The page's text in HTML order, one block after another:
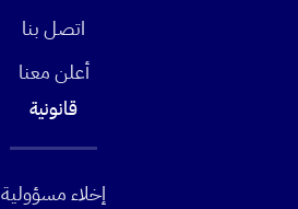
اتصل بنا
أعلن معنا
قانونية
إخلاء مسؤولية